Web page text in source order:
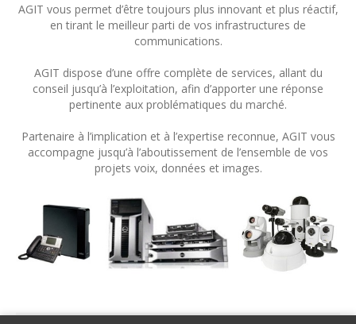
AGIT vous permet d’être toujours plus innovant et plus réactif,
en tirant le meilleur parti de vos infrastructures de
communications.
AGIT dispose d’une offre complète de services, allant du
conseil jusqu’à l’exploitation, afin d’apporter une réponse
pertinente aux problématiques du marché.
Partenaire à l’implication et à l’expertise reconnue, AGIT vous
accompagne jusqu’à l’aboutissement de l’ensemble de vos
projets voix, données et images.